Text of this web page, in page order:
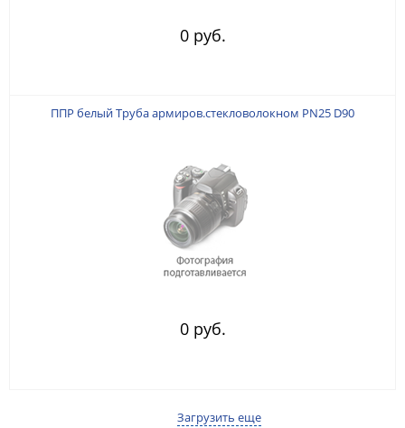
0 руб.
ППР белый Труба армиров.стекловолокном PN25 D90
0 руб.
Загрузить еще